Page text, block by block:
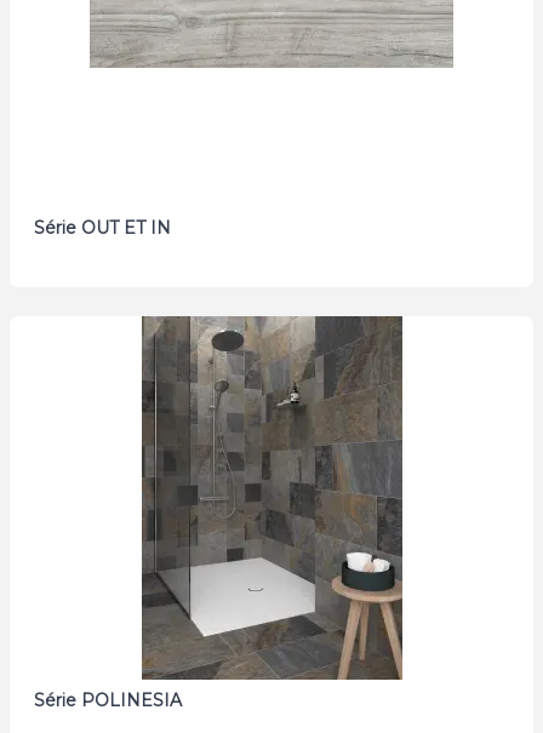
Série OUT ET IN
Série POLINESIA